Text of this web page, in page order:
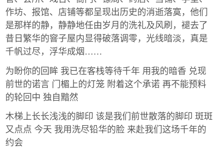
作坊、报馆、店铺等都呈现出历史的消逝落寞，他们
是那样的静，静静地任由岁月的洗礼及风刷，褪去了
昔日繁华的窨子屋内显得破落调零，光线暗淡，真是
千帆过尽，浮华成烟……
为盼你的回眸 我已在客栈等待千年 用我的暗香 兑现
前世的诺言 门楣上的灯笼 附着这个承诺 再不能预料
的轮回中 独自黯然
木梯上长长浅浅的脚印 该是我们前世散落的脚印 斑斑
又点点 今天 我用洗尽铅华的脸 来赴我们这场千年的
约会